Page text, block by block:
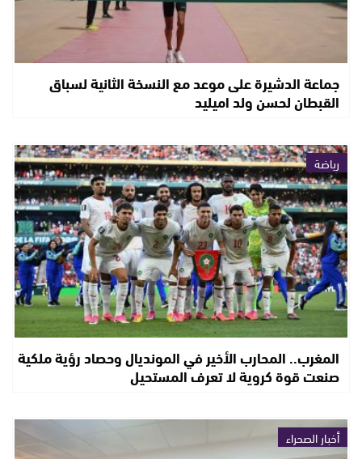
جماعة الدشيرة على موعد مع النسخة الثانية لسباق
القبطان لحسن ولد اميليد
رياضة
المغرب.. المحارب الأخير في المونديال وحصاد رؤية ملكية
صنعت قوة كروية لا تعرف المستحيل
أخبار الصحراء